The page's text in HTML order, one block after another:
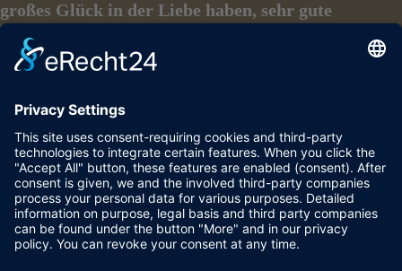
großes Glück in der Liebe haben, sehr gute
Partnerschaft, liebevoller Umgang, große Freude,
frisch verliebt sein, Liebe auf den ersten Blick
Beruf:
Glück im Beruf, der richtige Arbeitsplatz, sehr
gutes Arbeitsklima, Überraschungen im
Berufsleben, sehr vielAbwechslung im Beruf,
berufliche Einladung, große Freude und Glück in
seinem Beruf haben